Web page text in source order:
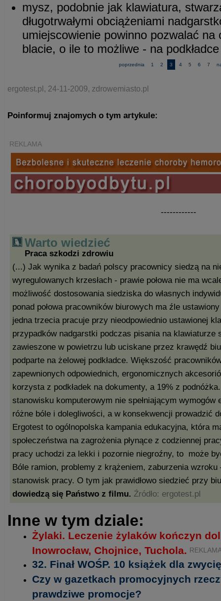
mysz, podobnie jak klawiatura,
długotrwałymi obciążeniami
umiejscowienie powinno pozwalać na
blacie, o ile to możliwe - na
poprzednia 1 2 3 4 5 6 7
ergotest.pl, 24-11-2009, zdrowemiasto.pl
Poinformuj znajomych o tym artykule:
REKLAMA
------------
Warto wiedzieć
Praca szkodzi zdrowiu
(...) Jak wynika z badań polscy pracownicy siedzą na
wyregulowanych krzesłach - prawie połowa nie ma
możliwość dostosowania siedziska do własnych
ponad połowa pracowników biurowych ma źle
jedna trzecia pracuje przy nieodpowiednio ustawionej
przypadków nadgarstki podczas pisania na klawiaturze
zawieszone w powietrzu lub uciskane przez krawędź
podparte na żelowej podkładce. Większość
zapewnionych odpowiednich, ergonomicznych
korzysta z podkładek na dokumenty, a 19% z
stanowisku komputerowym nie spełniającym wymogów
różne bóle i dolegliwości, a w konsekwencji prowadzić
Ergotest to ogólnopolska kampania edukacyjna, która
społeczeństwa na zagrożenia płynące z codziennej
pracy uchodzi za lekki i pozornie niegroźny, to może
Bóle ramion, problemy z krążeniem, zaburzenia
stanowisk pracy. O tym jak prawidłowo siedzieć przy
dowiedzą się Państwo z filmu. Źródło: ergotest.pl
Inne w tym dziale:
Żylaki. Leczenie żylaków kończyn
Inowrocław, Chojnice, Tuchola.
32. Finał WOŚP. 10 książek dla
Czy w gazetkach promocyjnych
prawdziwe promocje?